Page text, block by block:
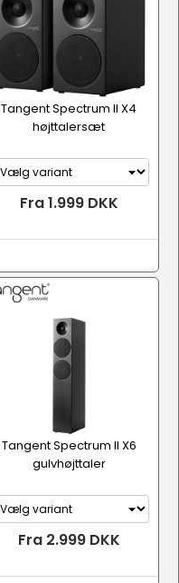
Tangent Spectrum II X4
højttalersæt
Fra 1.999 DKK
Tangent Spectrum II X6
gulvhøjttaler
Fra 2.999 DKK